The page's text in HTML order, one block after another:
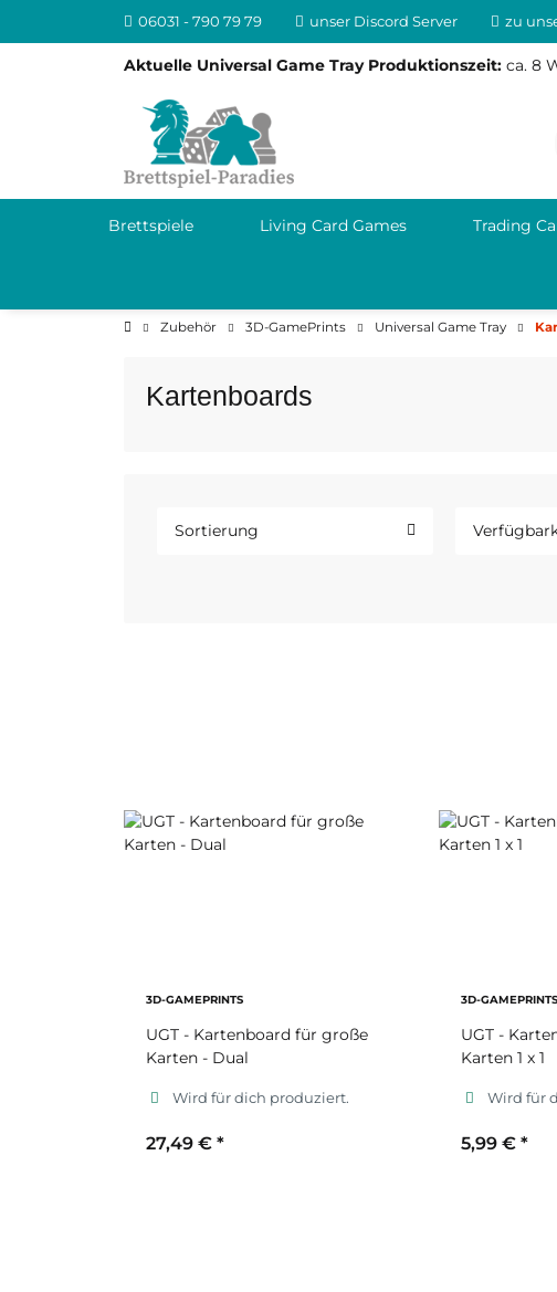
06031 - 790 79 79 unser Discord Server zu
Aktuelle Universal Game Tray Produktionszeit: ca. 8
Brettspiele Living Card Games Trading
Zubehör 3D-GamePrints Universal Game Tray
Kartenboards
Sortierung
3D-GAMEPRINTS
UGT - Kartenboard für große
Karten - Dual
Wird für dich produziert.
27,49 € *
3D-GAMEPRINTS
UGT -
Karten 1 x 1
Wird für
5,99 € *